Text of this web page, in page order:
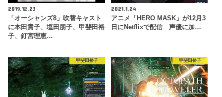
2019.12.23
「オーシャンズ8」吹替キャスト
に本田貴子、塩田朋子、甲斐田裕
子、釘宮理恵…
2021.1.24
アニメ「HERO MASK」が12月3
日にNetflixで配信 声優に加…
甲斐田裕子 甲斐田裕子